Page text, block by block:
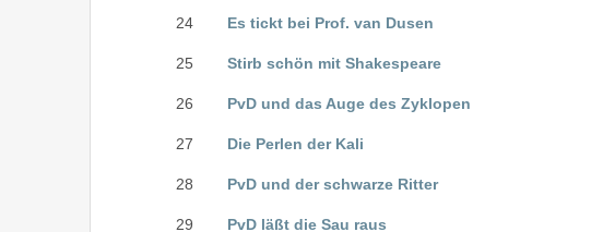
24 Es tickt bei Prof. van Dusen
25 Stirb schön mit Shakespeare
26 PvD und das Auge des Zyklopen
27 Die Perlen der Kali
28 PvD und der schwarze Ritter
29 PvD läßt die Sau raus